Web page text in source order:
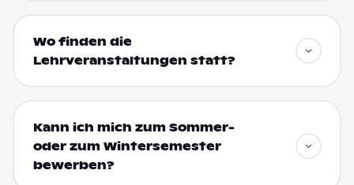
Wo finden die
Lehrveranstaltungen statt?
Kann ich mich zum Sommer-
oder zum Wintersemester
bewerben?